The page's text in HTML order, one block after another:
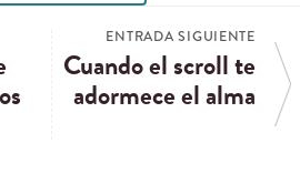
ENTRADA SIGUIENTE
Cuando el scroll te
adormece el alma